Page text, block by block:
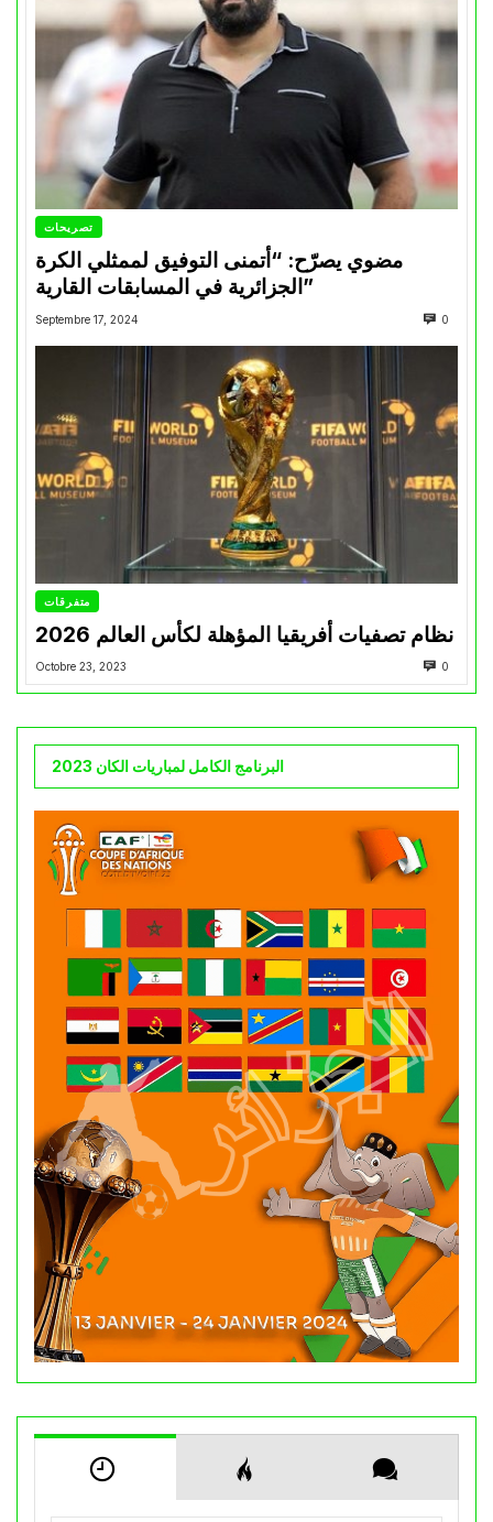
تصريحات
مضوي يصرّح: “أتمنى التوفيق لممثلي الكرة
الجزائرية في المسابقات القارية”
Septembre 17, 2024 0
متفرقات
نظام تصفيات أفريقيا المؤهلة لكأس العالم 2026
Octobre 23, 2023 0
البرنامج الكامل لمباريات الكان 2023